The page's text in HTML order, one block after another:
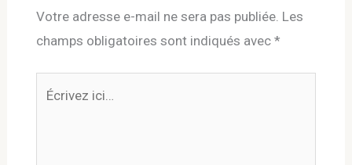
Votre adresse e-mail ne sera pas publiée. Les
champs obligatoires sont indiqués avec *